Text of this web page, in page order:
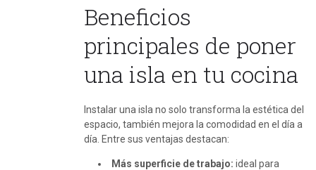
Beneficios
principales de poner
una isla en tu cocina
Instalar una isla no solo transforma la estética del
espacio, también mejora la comodidad en el día a
día. Entre sus ventajas destacan:
Más superficie de trabajo: ideal para